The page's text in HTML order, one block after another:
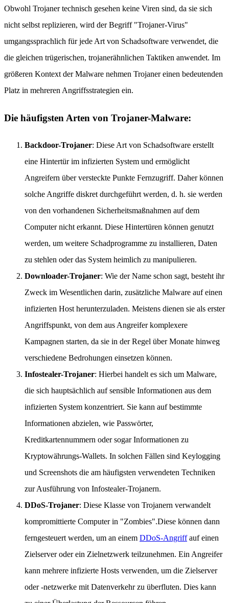
Obwohl Trojaner technisch gesehen keine Viren sind, da sie sich
nicht selbst replizieren, wird der Begriff "Trojaner-Virus"
umgangssprachlich für jede Art von Schadsoftware verwendet, die
die gleichen trügerischen, trojanerähnlichen Taktiken anwendet. Im
größeren Kontext der Malware nehmen Trojaner einen bedeutenden
Platz in mehreren Angriffsstrategien ein.
Die häufigsten Arten von Trojaner-Malware:
Backdoor-Trojaner: Diese Art von Schadsoftware erstellt
eine Hintertür im infizierten System und ermöglicht
Angreifern über versteckte Punkte Fernzugriff. Daher können
solche Angriffe diskret durchgeführt werden, d. h. sie werden
von den vorhandenen Sicherheitsmaßnahmen auf dem
Computer nicht erkannt. Diese Hintertüren können genutzt
werden, um weitere Schadprogramme zu installieren, Daten
zu stehlen oder das System heimlich zu manipulieren.
Downloader-Trojaner: Wie der Name schon sagt, besteht ihr
Zweck im Wesentlichen darin, zusätzliche Malware auf einen
infizierten Host herunterzuladen. Meistens dienen sie als erster
Angriffspunkt, von dem aus Angreifer komplexere
Kampagnen starten, da sie in der Regel über Monate hinweg
verschiedene Bedrohungen einsetzen können.
Infostealer-Trojaner: Hierbei handelt es sich um Malware,
die sich hauptsächlich auf sensible Informationen aus dem
infizierten System konzentriert. Sie kann auf bestimmte
Informationen abzielen, wie Passwörter,
Kreditkartennummern oder sogar Informationen zu
Kryptowährungs-Wallets. In solchen Fällen sind Keylogging
und Screenshots die am häufigsten verwendeten Techniken
zur Ausführung von Infostealer-Trojanern.
DDoS-Trojaner: Diese Klasse von Trojanern verwandelt
kompromittierte Computer in "Zombies".Diese können dann
ferngesteuert werden, um an einem DDoS-Angriffauf einen
Zielserver oder ein Zielnetzwerk teilzunehmen. Ein Angreifer
kann mehrere infizierte Hosts verwenden, um die Zielserver
oder -netzwerke mit Datenverkehr zu überfluten. Dies kann